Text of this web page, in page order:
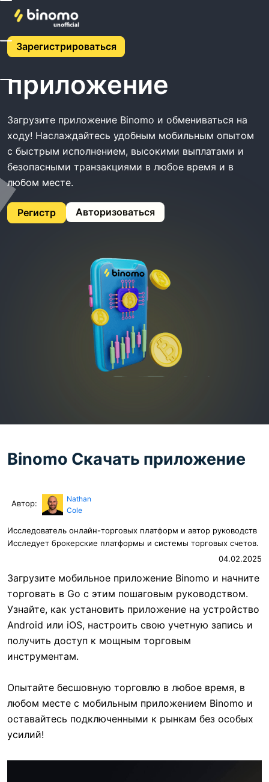
Зарегистрироваться
Главная Binomo Скачать Приложение
Binomo Скачать
приложение
Загрузите приложение Binomo и обмениваться на
ходу! Наслаждайтесь удобным мобильным опытом
с быстрым исполнением, высокими выплатами и
безопасными транзакциями в любое время и в
любом месте.
Регистр Авторизоваться
Binomo Скачать приложение
Автор:
Nathan
Cole
Исследователь онлайн-торговых платформ и автор руководств
Исследует брокерские платформы и системы торговых счетов.
04.02.2025
Загрузите мобильное приложение Binomo и начните
торговать в Go с этим пошаговым руководством.
Узнайте, как установить приложение на устройство
Android или iOS, настроить свою учетную запись и
получить доступ к мощным торговым
инструментам.
Опытайте бесшовную торговлю в любое время, в
любом месте с мобильным приложением Binomo и
оставайтесь подключенными к рынкам без особых
усилий!